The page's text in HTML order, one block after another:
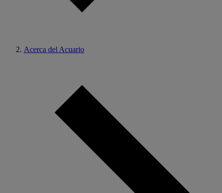
Acerca del Acuario